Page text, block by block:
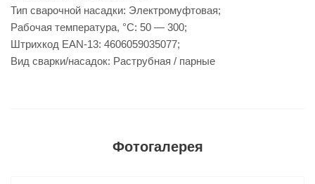
Тип сварочной насадки: Электромуфтовая;
Рабочая температура, °C: 50 — 300;
Штрихкод EAN-13: 4606059035077;
Вид сварки/насадок: Раструбная / парные
Фотогалерея